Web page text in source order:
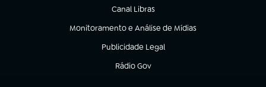
Canal Libras
(abre em nova aba)
Monitoramento e Análise de Mídias
(abre em nova aba)
Publicidade Legal
(abre em nova aba)
Rádio Gov
(abre em nova aba)